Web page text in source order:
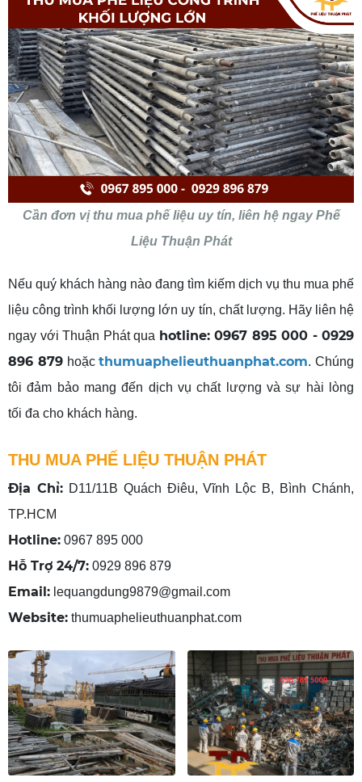
Cần đơn vị thu mua phế liệu uy tín, liên hệ ngay Phế
Liệu Thuận Phát
Nếu quý khách hàng nào đang tìm kiếm dịch vụ thu mua phế
liệu công trình khối lượng lớn uy tín, chất lượng. Hãy liên hệ
ngay với Thuận Phát qua hotline: 0967 895 000 - 0929
896 879hoặcthumuaphelieuthuanphat.com. Chúng
tôi đảm bảo mang đến dịch vụ chất lượng và sự hài lòng
tối đa cho khách hàng.
THU MUA PHẾ LIỆU THUẬN PHÁT
Địa Chỉ:D11/11B Quách Điêu, Vĩnh Lộc B, Bình Chánh,
TP.HCM
Hotline: 0967 895 000
Hỗ Trợ 24/7: 0929 896 879
Email: lequangdung9879@gmail.com
Website: thumuaphelieuthuanphat.com